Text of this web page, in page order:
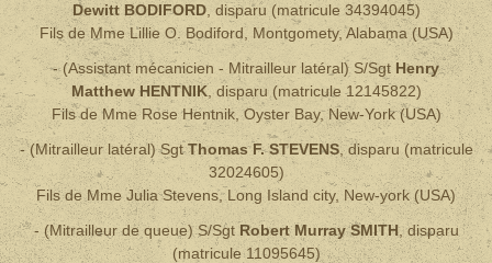
Dewitt BODIFORD, disparu (matricule 34394045)
Fils de Mme Lillie O. Bodiford, Montgomety, Alabama (USA)
- (Assistant mécanicien - Mitrailleur latéral) S/Sgt Henry
Matthew HENTNIK,disparu (matricule 12145822)
Fils de Mme Rose Hentnik, Oyster Bay, New-York (USA)
- (Mitrailleur latéral) SgtThomas F. STEVENS,disparu (matricule
32024605)
Fils de Mme Julia Stevens, Long Island city, New-york (USA)
- (Mitrailleur de queue) S/Sgt Robert Murray SMITH,disparu
(matricule 11095645)